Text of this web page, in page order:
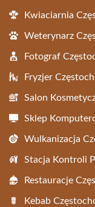
Kwiaciarnia
Weterynarz
Fotograf
Fryzjer
Salon
Sklep
Wulkanizacja
Stacja Kontroli
Restauracje
Kebab